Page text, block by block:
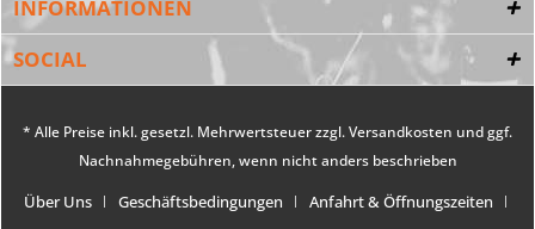
INFORMATIONEN
SOCIAL
* Alle Preise inkl. gesetzl. Mehrwertsteuer zzgl.Versandkosten und ggf.
Nachnahmegebühren, wenn nicht anders beschrieben
Über Uns Geschäftsbedingungen
Anfahrt & Öffnungszeiten